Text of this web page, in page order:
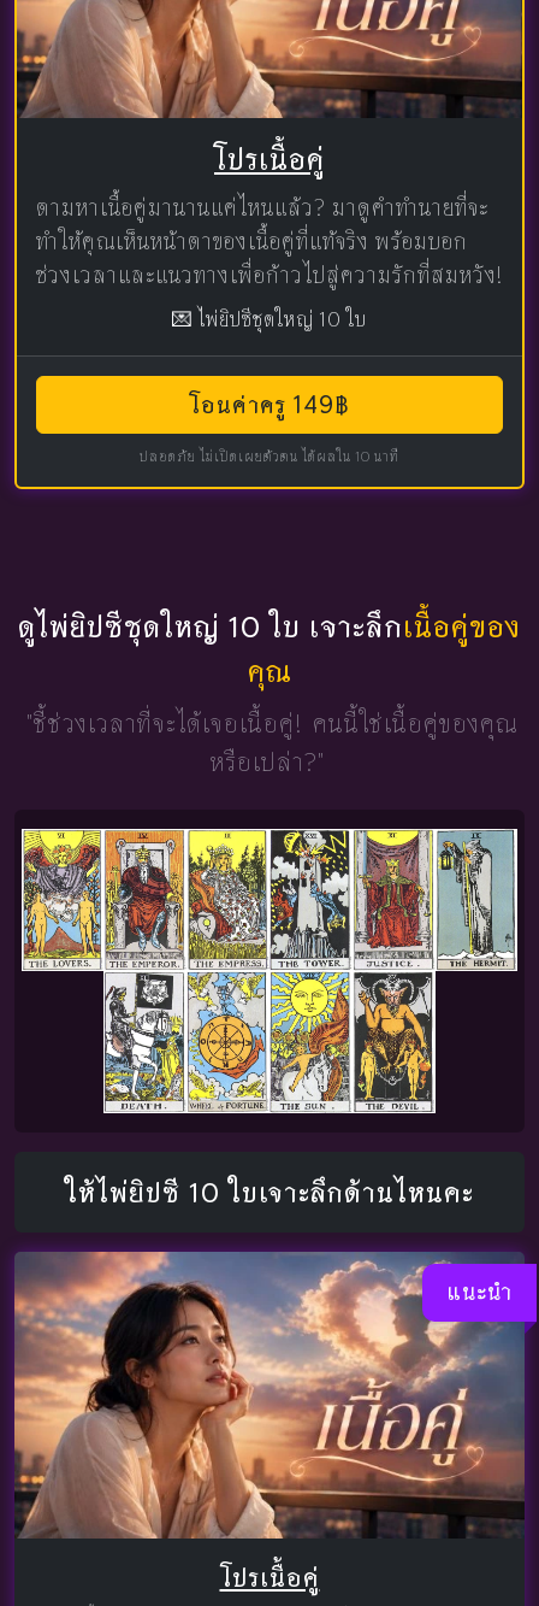
โปรเนื้อคู่
ตามหาเนื้อคู่มานานแค่ไหนแล้ว? มาดูคำทำนายที่จะ
ทำให้คุณเห็นหน้าตาของเนื้อคู่ที่แท้จริง พร้อมบอก
ช่วงเวลาและแนวทางเพื่อก้าวไปสู่ความรักที่สมหวัง!
💌 ไพ่ยิปซีชุดใหญ่ 10 ใบ
โอนค่าครู 149฿
ปลอดภัย ไม่เปิดเผยตัวตน ได้ผลใน 10 นาที
ดูไพ่ยิปซีชุดใหญ่ 10 ใบ เจาะลึกเนื้อคู่ของ
คุณ
"ชี้ช่วงเวลาที่จะได้เจอเนื้อคู่! คนนี้ใช่เนื้อคู่ของคุณ
หรือเปล่า?"
ให้ไพ่ยิปซี 10 ใบเจาะลึกด้านไหนคะ
แนะนำ
โปรเนื้อคู่